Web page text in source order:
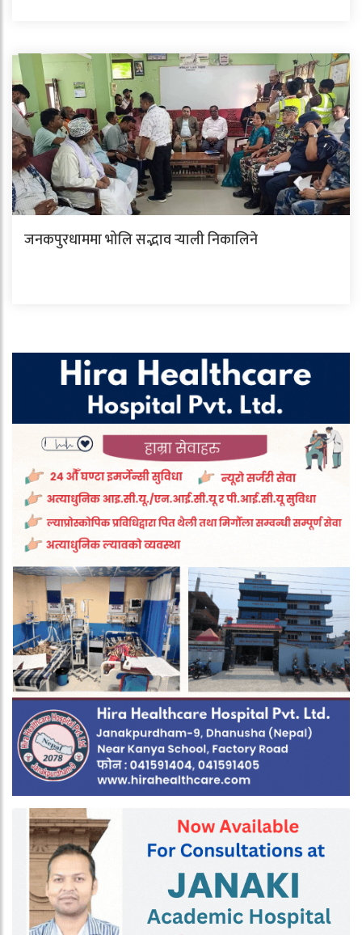
जनकपुरधाममा भोलि सद्भाव र्‍याली निकालिने